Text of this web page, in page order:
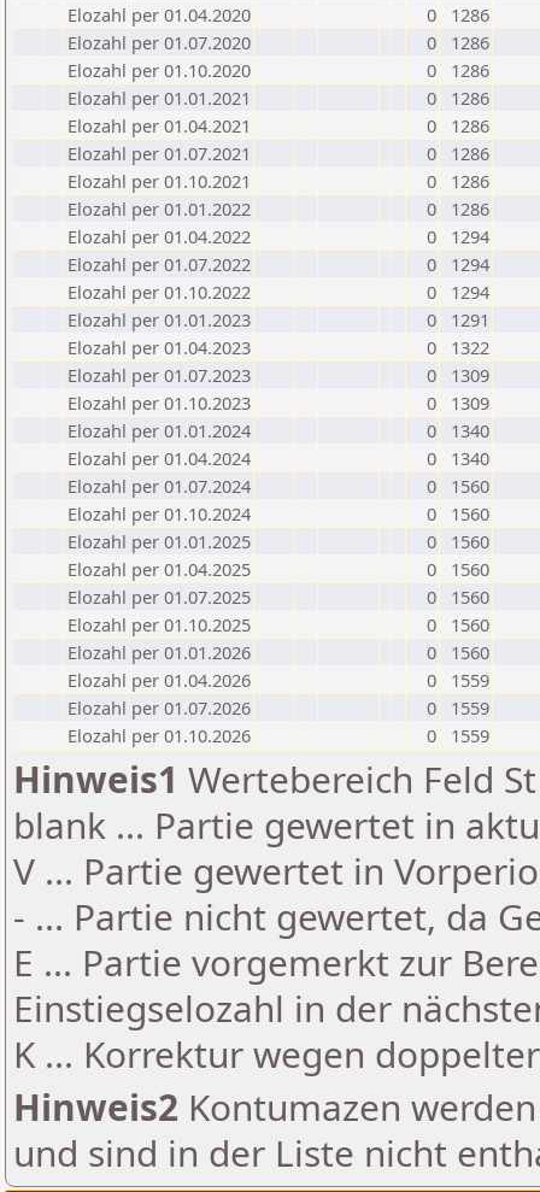
Elozahl per 01.04.2020
0
1286
Elozahl per 01.07.2020
0
1286
Elozahl per 01.10.2020
0
1286
Elozahl per 01.01.2021
0
1286
Elozahl per 01.04.2021
0
1286
Elozahl per 01.07.2021
0
1286
Elozahl per 01.10.2021
0
1286
Elozahl per 01.01.2022
0
1286
Elozahl per 01.04.2022
0
1294
Elozahl per 01.07.2022
0
1294
Elozahl per 01.10.2022
0
1294
Elozahl per 01.01.2023
0
1291
Elozahl per 01.04.2023
0
1322
Elozahl per 01.07.2023
0
1309
Elozahl per 01.10.2023
0
1309
Elozahl per 01.01.2024
0
1340
Elozahl per 01.04.2024
0
1340
Elozahl per 01.07.2024
0
1560
Elozahl per 01.10.2024
0
1560
Elozahl per 01.01.2025
0
1560
Elozahl per 01.04.2025
0
1560
Elozahl per 01.07.2025
0
1560
Elozahl per 01.10.2025
0
1560
Elozahl per 01.01.2026
0
1560
Elozahl per 01.04.2026
0
1559
Elozahl per 01.07.2026
0
1559
Elozahl per 01.10.2026
0 1559
Hinweis1 Wertebereich Feld
blank ... Partie gewertet in
V ... Partie gewertet in
- ... Partie nicht gewertet, da
E ... Partie vorgemerkt zur
Einstiegselozahl in der
K ... Korrektur wegen
Hinweis2 Kontumazen
und sind in der Liste nicht